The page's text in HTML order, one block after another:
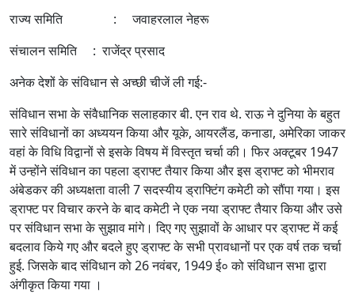
राज्य समिति : जवाहरलाल नेहरू
संचालन समिति : राजेंद्र प्रसाद
अनेक देशों के संविधान से अच्छी चीजें ली गई:-
संविधान सभा के संवैधानिक सलाहकार बी. एन राव थे. राऊ ने दुनिया के बहुत
सारे संविधानों का अध्ययन किया और यूके, आयरलैंड, कनाडा, अमेरिका जाकर
वहां के विधि विद्वानों से इसके विषय में विस्तृत चर्चा की। फिर अक्टूबर 1947
में उन्होंने संविधान का पहला ड्राफ्ट तैयार किया और इस ड्राफ्ट को भीमराव
अंबेडकर की अध्यक्षता वाली 7 सदस्यीय ड्राफ्टिंग कमेटी को सौंपा गया। इस
ड्राफ्ट पर विचार करने के बाद कमेटी ने एक नया ड्राफ्ट तैयार किया और उसे
पर संविधान सभा के सुझाव मांगे। दिए गए सुझावों के आधार पर ड्राफ्ट में कई
बदलाव किये गए और बदले हुए ड्राफ्ट के सभी प्रावधानों पर एक वर्ष तक चर्चा
हुई. जिसके बाद संविधान को 26 नवंबर, 1949 ई० को संविधान सभा द्वारा
अंगीकृत किया गया ।